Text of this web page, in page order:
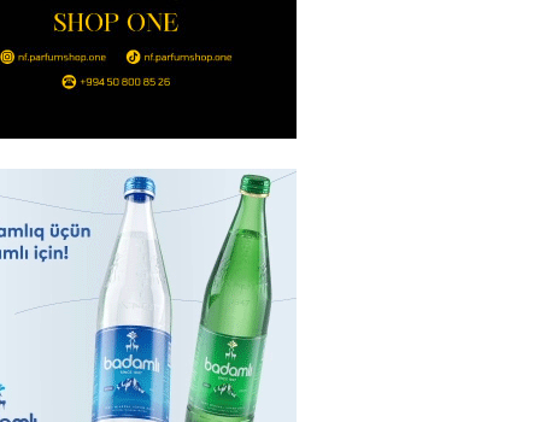
- 14:00
- 13:45 134
Abel Məhərrəmovun oğlu
SƏRƏNCAM
101
Xəzər Fərhadov ilə bağlı